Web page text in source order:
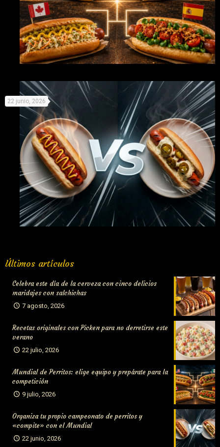
competición
22 junio, 2026
Últimos artículos
Celebra este día de la cerveza con cinco delicios
maridajes con salchichas
7 agosto, 2026
Recetas originales con Picken para no derretirse este
verano
22 julio, 2026
Mundial de Perritos: elige equipo y prepárate para la
competición
9 julio, 2026
Organiza tu propio campeonato de perritos y
«compite» con el Mundial
22 junio, 2026